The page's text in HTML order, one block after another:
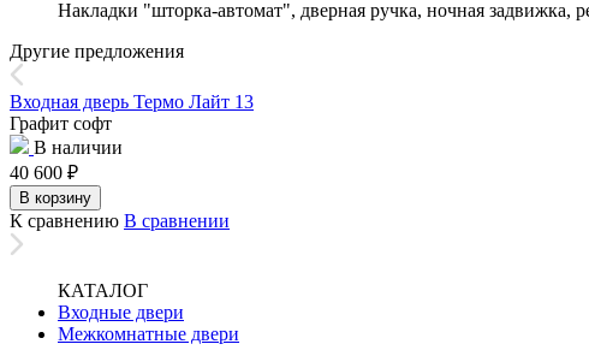
Накладки "шторка-автомат", дверная ручка, ночная задвижка,
Другие предложения
Входная дверь Термо Лайт 13
Графит софт
В наличии
40 600 ₽
В корзину
К сравнению В сравнении
КАТАЛОГ
Входные двери
Межкомнатные двери